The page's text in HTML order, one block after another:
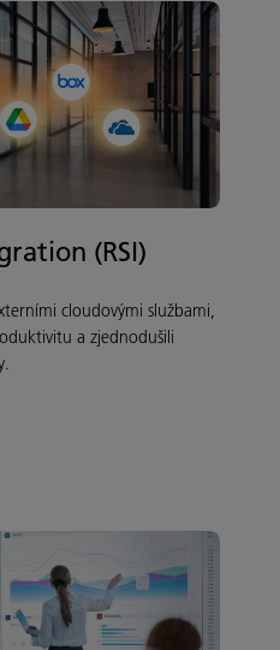
(RSI)
cloudovými službami,
a zjednodušili